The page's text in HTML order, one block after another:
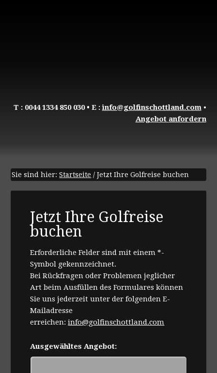
T : 0044 1334 850 030• E :info@golfinschottland.com•
Angebot anfordern
Sie sind hier:Startseite / Jetzt Ihre Golfreise buchen
Jetzt Ihre Golfreise
buchen
Erforderliche Felder sind mit einem *-
Symbol gekennzeichnet.
Bei Rückfragen oder Problemen jeglicher
Art beim Ausfüllen des Formulares können
Sie uns jederzeit unter der folgenden E-
Mailadresse
erreichen:info@golfinschottland.com
Ausgewähltes Angebot: